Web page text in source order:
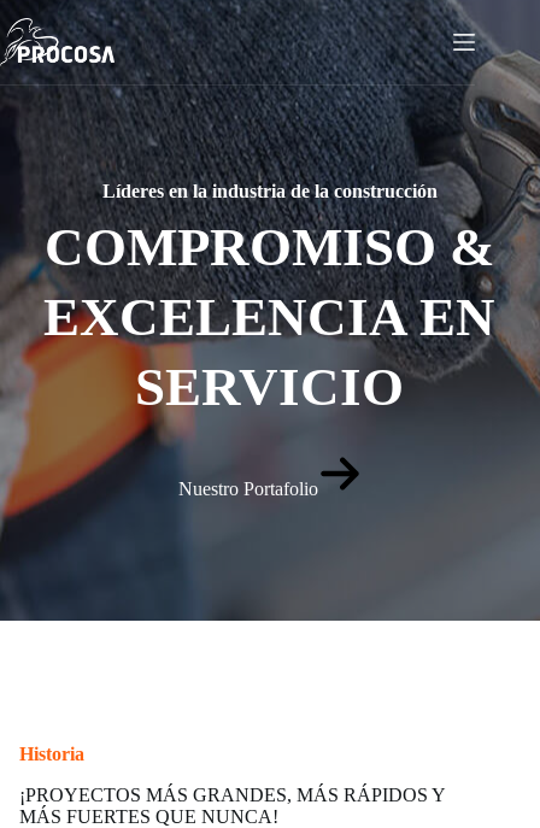
to
content
Líderes en la industria de la construcción
COMPROMISO &
EXCELENCIA EN
SERVICIO
Nuestro Portafolio
Historia
¡PROYECTOS MÁS GRANDES, MÁS RÁPIDOS Y
MÁS FUERTES QUE NUNCA!